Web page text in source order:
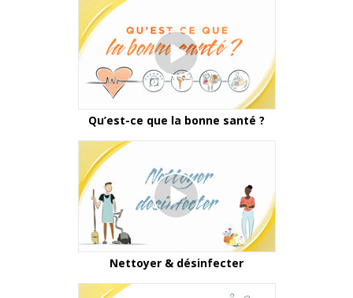
Qu’est-ce que la bonne santé ?
Nettoyer & désinfecter